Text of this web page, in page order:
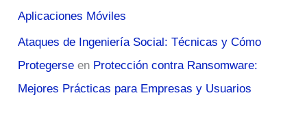
Aplicaciones Móviles
Ataques de Ingeniería Social: Técnicas y Cómo
Protegerse en Protección contra Ransomware:
Mejores Prácticas para Empresas y Usuarios